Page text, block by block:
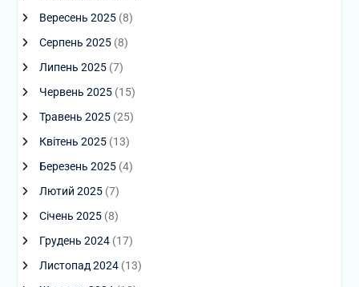
Вересень 2025(8)
Серпень 2025(8)
Липень 2025(7)
Червень 2025(15)
Травень 2025(25)
Квітень 2025(13)
Березень 2025(4)
Лютий 2025(7)
Січень 2025(8)
Грудень 2024(17)
Листопад 2024(13)